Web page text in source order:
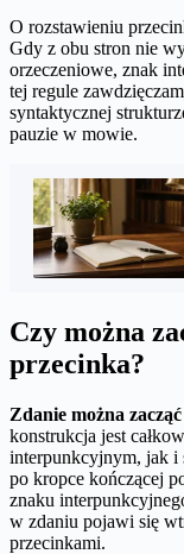
O rozstawieniu
Gdy z obu stron nie
orzeczeniowe, znak
tej regule
syntaktycznej
pauzie w mowie.
Czy można
przecinka?
Zdanie można
konstrukcja jest
interpunkcyjnym, jak i
po kropce kończącej
znaku
w zdaniu pojawi się
przecinkami.